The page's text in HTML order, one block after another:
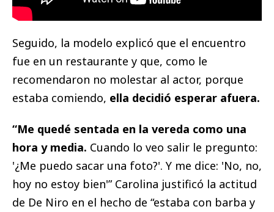
Seguido, la modelo explicó que el encuentro
fue en un restaurante y que, como le
recomendaron no molestar al actor, porque
estaba comiendo, ella decidió esperar afuera.
“Me quedé sentada en la vereda como una
hora y media. Cuando lo veo salir le pregunto:
'¿Me puedo sacar una foto?'. Y me dice: 'No, no,
hoy no estoy bien'” Carolina justificó la actitud
de De Niro en el hecho de “estaba con barba y